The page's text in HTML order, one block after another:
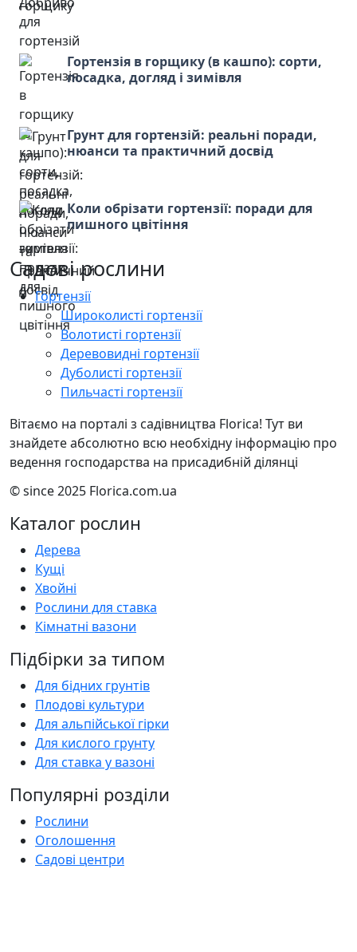
Гортензія в горщику (в кашпо): сорти,
посадка, догляд і зимівля
Грунт для гортензій: реальні поради,
нюанси та практичний досвід
Коли обрізати гортензії: поради для
пишного цвітіння
Садові рослини
Гортензії
Широколисті гортензії
Волотисті гортензії
Деревовидні гортензії
Дуболисті гортензії
Пильчасті гортензії
Вітаємо на порталі з садівництва Florica! Тут ви
знайдете абсолютно всю необхідну інформацію про
ведення господарства на присадибній ділянці
© since 2025 Florica.com.ua
Каталог рослин
Дерева
Кущі
Хвойні
Рослини для ставка
Кімнатні вазони
Підбірки за типом
Для бідних грунтів
Плодові культури
Для альпійської гірки
Для кислого грунту
Для ставка у вазоні
Популярні розділи
Рослини
Оголошення
Садові центри